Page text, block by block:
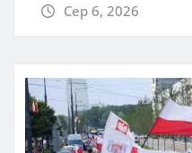
Сер 6, 2026